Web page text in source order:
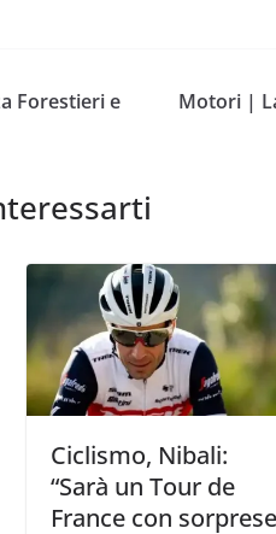
Forestieri e
Motori |
Ciclismo, Nibali:
“Sarà un Tour de
France con